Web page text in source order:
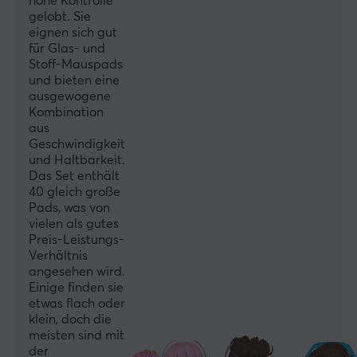
EIGENSCHAFTEN
Material
PTFE
Rot
Passt
DIY (Do it yourself)
gelobt. Sie
eignen sich gut
für Glas- und
Stoff-Mauspads
und bieten eine
ausgewogene
Kombination
aus
Geschwindigkeit
und Haltbarkeit.
Das Set enthält
40 gleich große
Pads, was von
vielen als gutes
Preis-Leistungs-
Verhältnis
angesehen wird.
Einige finden sie
etwas flach oder
klein, doch die
meisten sind mit
der